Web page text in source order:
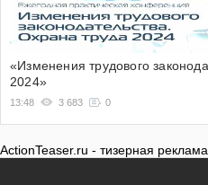
«Изменения трудового
2024»
13:48 3 683 0
ActionTeaser.ru - тизерная реклама